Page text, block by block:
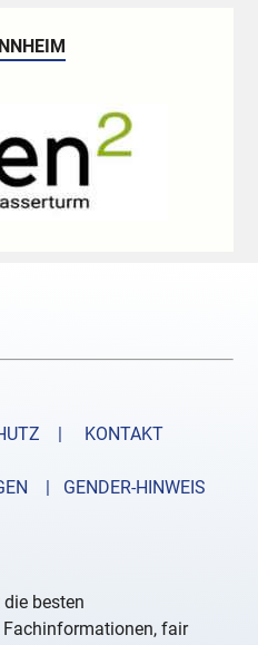
|
KONTAKT
| GENDER-HINWEIS
die besten
fair